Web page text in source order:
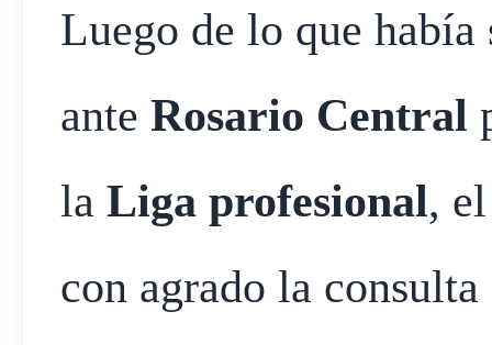
Luego de lo que había
ante Rosario Central
la Liga profesional,
con agrado la